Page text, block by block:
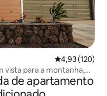
4,93 de uma
4,93 (120)
vista para a montanha,
de apartamento